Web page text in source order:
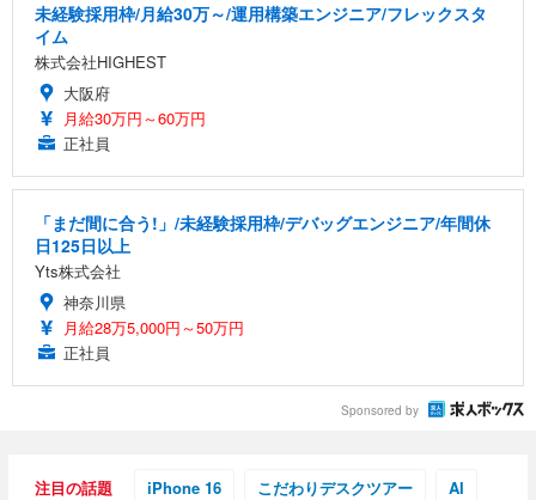
未経験採用枠/月給30万～/運用構築エンジニア/フレックスタ
イム
株式会社HIGHEST
大阪府
月給30万円～60万円
正社員
「まだ間に合う!」/未経験採用枠/デバッグエンジニア/年間休
日125日以上
Yts株式会社
神奈川県
月給28万5,000円～50万円
正社員
Sponsored by
注目の話題 iPhone 16 こだわりデスクツアー AI